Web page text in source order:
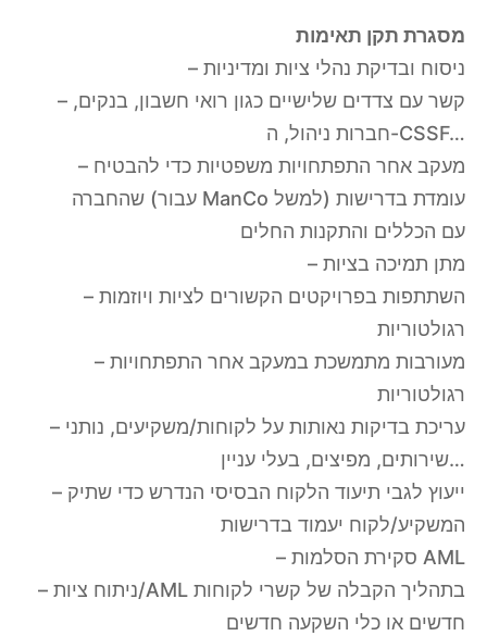
מסגרת תקן תאימות
– ניסוח ובדיקת נהלי ציות ומדיניות
– קשר עם צדדים שלישיים כגון רואי חשבון, בנקים,
חברות ניהול, ה-CSSF…
– מעקב אחר התפתחויות משפטיות כדי להבטיח
שהחברה (עבור ManCo למשל) עומדת בדרישות
עם הכללים והתקנות החלים
– מתן תמיכה בציות
– השתתפות בפרויקטים הקשורים לציות ויוזמות
רגולטוריות
– מעורבות מתמשכת במעקב אחר התפתחויות
רגולטוריות
– עריכת בדיקות נאותות על לקוחות/משקיעים, נותני
שירותים, מפיצים, בעלי עניין…
– ייעוץ לגבי תיעוד הלקוח הבסיסי הנדרש כדי שתיק
המשקיע/לקוח יעמוד בדרישות
– סקירת הסלמות AML
– ניתוח ציות/AML בתהליך הקבלה של קשרי לקוחות
חדשים או כלי השקעה חדשים